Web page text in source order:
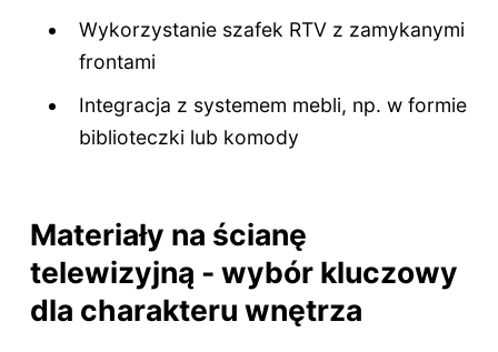
Wykorzystanie szafek RTV z zamykanymi
frontami
Integracja z systemem mebli, np. w formie
biblioteczki lub komody
Materiały na ścianę
telewizyjną - wybór kluczowy
dla charakteru wnętrza